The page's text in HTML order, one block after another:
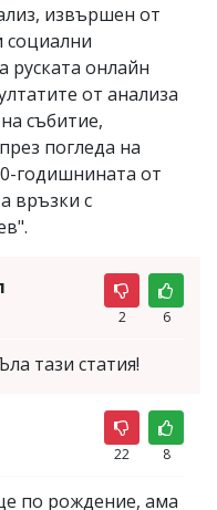
извършен от
социални
руската онлайн
от анализа
събитие,
погледа на
годишнината от
връзки с
2 6
тази статия!
22 8
по рождение, ама